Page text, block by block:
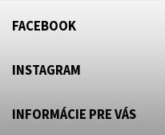
FACEBOOK
INSTAGRAM
INFORMÁCIE PRE VÁS